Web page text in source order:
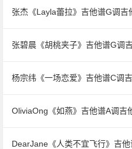
张杰《Layla蕾拉》吉他谱G调吉
张碧晨《胡桃夹子》吉他谱G调
杨宗纬《一场恋爱》吉他谱C调
OliviaOng《如燕》吉他谱A调吉
DearJane《人类不宜飞行》吉